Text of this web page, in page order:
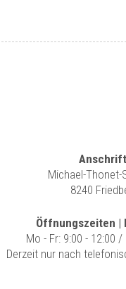
Michael-Thonet-
8240
Öffnungszeiten |
Mo - Fr: 9:00 - 12:00 /
Derzeit nur nach